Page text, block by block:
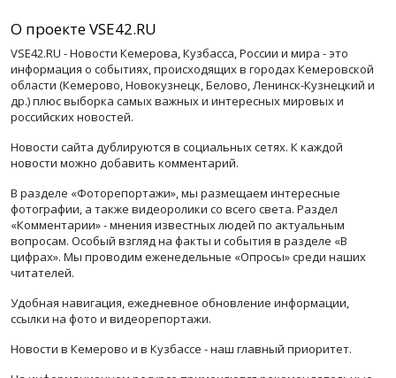
О проекте VSE42.RU
VSE42.RU - Новости Кемерова, Кузбасса, России и мира - это
информация о событиях, происходящих в городах Кемеровской
области (Кемерово, Новокузнецк, Белово, Ленинск-Кузнецкий и
др.) плюс выборка самых важных и интересных мировых и
российских новостей.
Новости сайта дублируются в социальных сетях. К каждой
новости можно добавить комментарий.
В разделе «Фоторепортажи», мы размещаем интересные
фотографии, а также видеоролики со всего света. Раздел
«Комментарии» - мнения известных людей по актуальным
вопросам. Особый взгляд на факты и события в разделе «В
цифрах». Мы проводим еженедельные «Опросы» среди наших
читателей.
Удобная навигация, ежедневное обновление информации,
ссылки на фото и видеорепортажи.
Новости в Кемерово и в Кузбассе - наш главный приоритет.